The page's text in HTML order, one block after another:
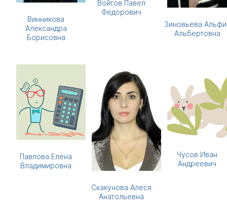
Винникова
Александра
Борисовна
Войтов Павел
Федорович
Зиновьева
Альбертовна
Павлова Елена
Владимировна
Скакунова Алеся
Анатольевна
Чусов Иван
Андреевич